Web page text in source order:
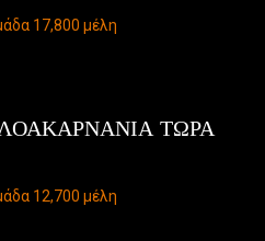
17,800 μέλη
ΤΩΡΑ
12,700 μέλη